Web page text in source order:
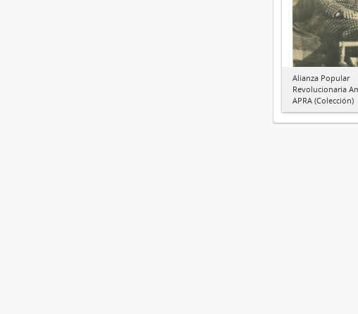
Alianza Popular
Revolucionaria
APRA (Colección)